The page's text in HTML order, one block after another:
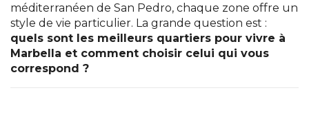
méditerranéen de San Pedro, chaque zone offre un
style de vie particulier. La grande question est :
quels sont les meilleurs quartiers pour vivre à
Marbella et comment choisir celui qui vous
correspond ?